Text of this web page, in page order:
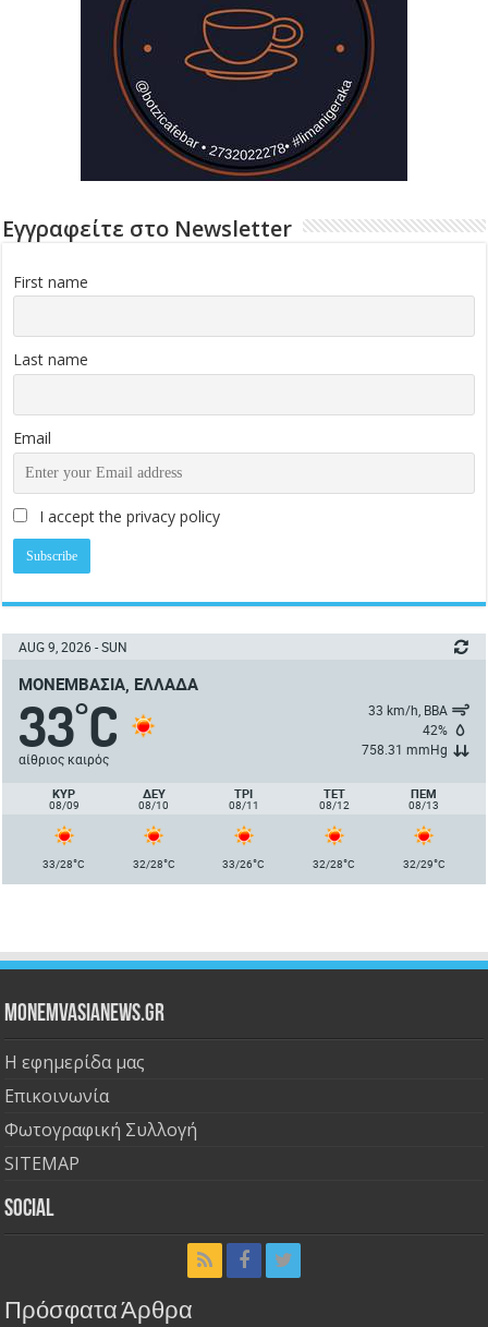
Εγγραφείτε στο Newsletter
First name
Last name
Email
I accept the privacy policy
AUG 9, 2026 - SUN
ΜΟΝΕΜΒΑΣΙΆ, ΕΛΛΆΔΑ
33°C
αίθριος καιρός
33 km/h, ΒΒΑ
42%
758.31 mmHg
ΚΥΡ
08/09
ΔΕΥ
08/10
ΤΡΙ
08/11
ΤΕΤ
08/12
ΠΈΜ
08/13
33/28°C 32/28°C 33/26°C 32/28°C 32/29°C
Monemvasianews.gr
Η εφημερίδα μας
Επικοινωνία
Φωτογραφική Συλλογή
SITEMAP
Social
Πρόσφατα Άρθρα